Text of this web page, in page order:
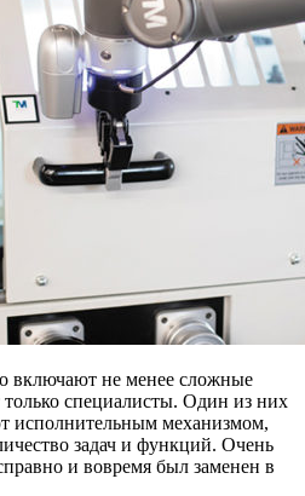
включают не менее сложные
специалисты. Один из них
исполнительным механизмом,
задач и функций. Очень
и вовремя был заменен в